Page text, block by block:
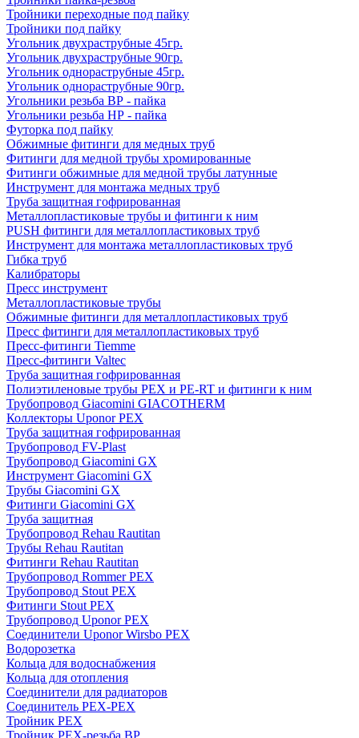
Тройники переходные под пайку
Тройники под пайку
Угольник двухраструбные 45гр.
Угольник двухраструбные 90гр.
Угольник однораструбные 45гр.
Угольник однораструбные 90гр.
Угольники резьба ВР - пайка
Угольники резьба НР - пайка
Футорка под пайку
Обжимные фитинги для медных труб
Фитинги для медной трубы хромированные
Фитинги обжимные для медной трубы латунные
Инструмент для монтажа медных труб
Труба защитная гофрированная
Металлопластиковые трубы и фитинги к ним
PUSH фитинги для металлопластиковых труб
Инструмент для монтажа металлопластиковых труб
Гибка труб
Калибраторы
Пресс инструмент
Металлопластиковые трубы
Обжимные фитинги для металлопластиковых труб
Пресс фитинги для металлопластиковых труб
Пресс-фитинги Tiemme
Пресс-фитинги Valtec
Труба защитная гофрированная
Полиэтиленовые трубы PEX и PE-RT и фитинги к ним
Трубопровод Giacomini GIACOTHERM
Коллекторы Uponor PEX
Труба защитная гофрированная
Трубопровод FV-Plast
Трубопровод Giacomini GX
Инструмент Giacomini GX
Трубы Giacomini GX
Фитинги Giacomini GX
Труба защитная
Трубопровод Rehau Rautitan
Трубы Rehau Rautitan
Фитинги Rehau Rautitan
Трубопровод Rommer PEX
Трубопровод Stout PEX
Фитинги Stout PEX
Трубопровод Uponor PEX
Соединители Uponor Wirsbo PEX
Водорозетка
Кольца для водоснабжения
Кольца для отопления
Соединители для радиаторов
Соединитель PEX-PEX
Тройник PEX
Тройник PEX-резьба ВР